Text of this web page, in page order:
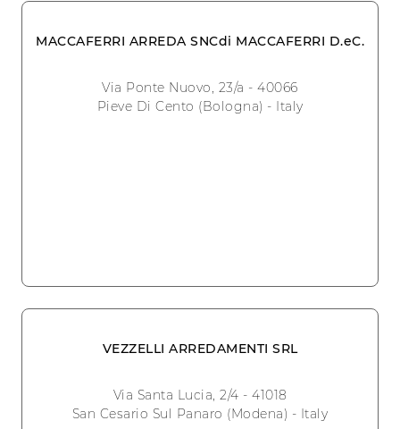
MACCAFERRI ARREDA SNCdi MACCAFERRI D.eC.
Via Ponte Nuovo, 23/a - 40066
Pieve Di Cento (Bologna) - Italy
VEZZELLI ARREDAMENTI SRL
Via Santa Lucia, 2/4 - 41018
San Cesario Sul Panaro (Modena) - Italy